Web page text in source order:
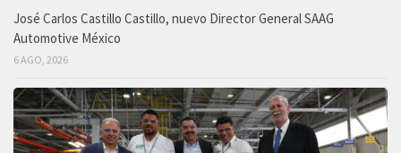
José Carlos Castillo Castillo, nuevo Director General SAAG
Automotive México
6 AGO, 2026